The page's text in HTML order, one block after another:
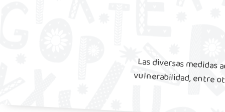
Las diversas
vulnerabilidad, entre